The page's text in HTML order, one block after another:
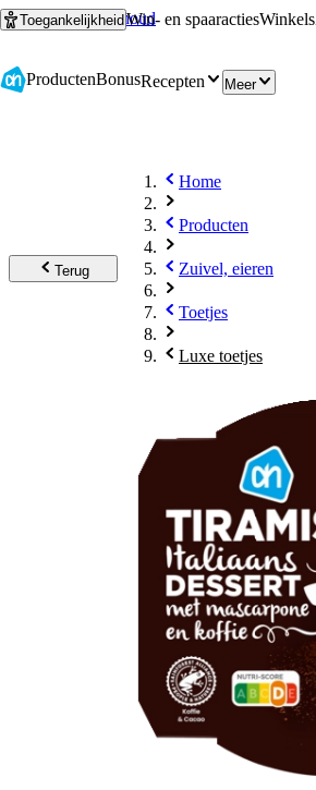
Ga naar hoofdinhoud
Ga naar zoeken
ToegankelijkheidWin- en spaaractiesWinkels
ProductenBonusRecepten Meer
Terug
Home
Producten
Zuivel, eieren
Toetjes
Luxe toetjes